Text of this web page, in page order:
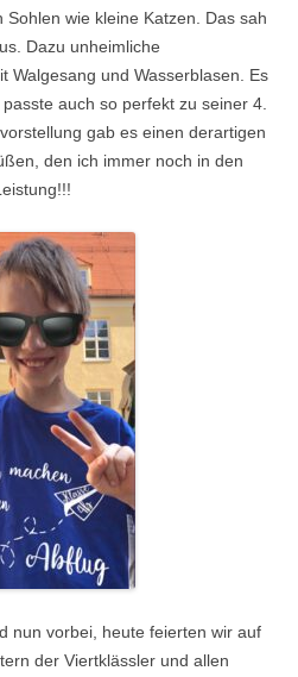
wie kleine Katzen. Das sah
Dazu unheimliche
Walgesang und Wasserblasen. Es
auch so perfekt zu seiner 4.
gab es einen derartigen
den ich immer noch in den
nun vorbei, heute feierten wir auf
der Viertklässler und allen